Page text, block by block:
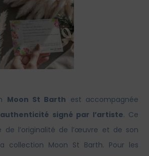
Moon St Barth est accompagnée
signé par l’artiste. Ce
l’originalité de l’œuvre et de son
collection Moon St Barth. Pour les